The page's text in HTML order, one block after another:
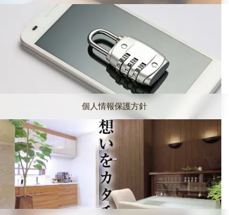
個人情報保護方針